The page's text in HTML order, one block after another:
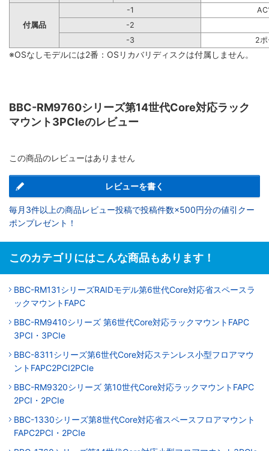
付属品
-1
-2
-3
2
※OSなしモデルには2番：OSリカバリディスクは付属しません。
BBC-RM9760シリーズ第14世代Core対応ラック
マウント3PCIeのレビュー
この商品のレビューはありません
レビューを書く
毎月3件以上の商品レビュー投稿で投稿件数×500円分の値引クー
ポンプレゼント！
このカテゴリにはこんな商品もあります！
BBC-RM131シリーズRAIDモデル第6世代Core対応省スペースラ
ックマウントFAPC
BBC-RM9410シリーズ 第6世代Core対応ラックマウントFAPC
3PCI・3PCIe
BBC-8311シリーズ第6世代Core対応ステンレス小型フロアマウ
ントFAPC2PCI2PCIe
BBC-RM9320シリーズ 第10世代Core対応ラックマウントFAPC
2PCI・2PCIe
BBC-1330シリーズ第8世代Core対応省スペースフロアマウント
FAPC2PCI・2PCIe